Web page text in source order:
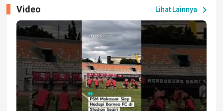
Lihat Lainnya chevron_right
Video